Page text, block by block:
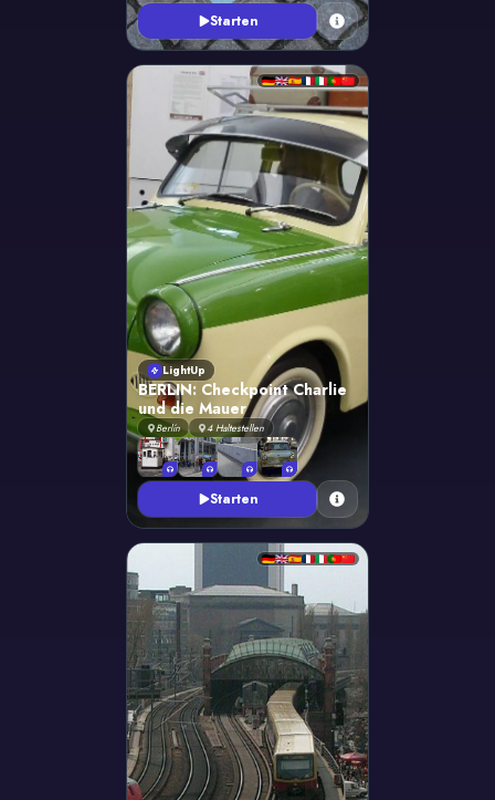
Starten
LightUp
BERLIN: Checkpoint Charlie
und die Mauer
Berlín 4 Haltestellen
Starten